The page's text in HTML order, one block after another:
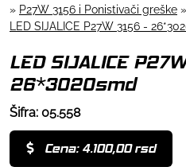
» P27W 3156 i Ponistivači greške »
LED SIJALICE P27W 3156 -
LED SIJALICE
26*3020smd
Šifra: 05.558
Cena: 4.100,00 rsd